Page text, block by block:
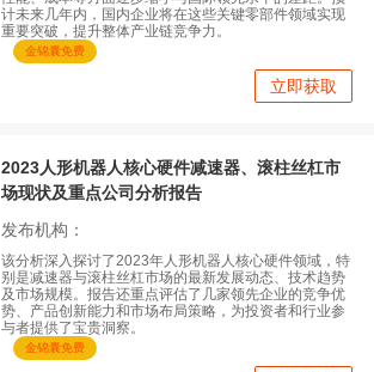
计未来几年内，国内企业将在这些关键零部件领域实现
重要突破，提升整体产业链竞争力。
金锦囊免费
立即获取
2023人形机器人核心硬件减速器、滚柱丝杠市
场现状及重点公司分析报告
发布机构：
该分析深入探讨了2023年人形机器人核心硬件领域，特
别是减速器与滚柱丝杠市场的最新发展动态、技术趋势
及市场规模。报告还重点评估了几家领先企业的竞争优
势、产品创新能力和市场布局策略，为投资者和行业参
与者提供了宝贵洞察。
金锦囊免费